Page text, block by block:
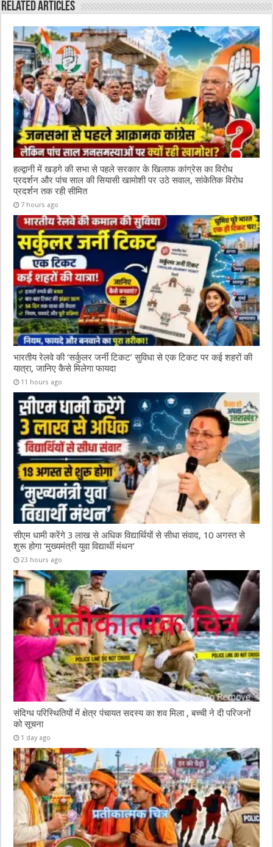
o
k
p
Related Articles
हल्द्वानी में खड़गे की सभा से पहले सरकार के खिलाफ कांग्रेस का विरोध
प्रदर्शन और पांच साल की सियासी खामोशी पर उठे सवाल, सांकेतिक विरोध
प्रदर्शन तक रही सीमित
7 hours ago
भारतीय रेलवे की ‘सर्कुलर जर्नी टिकट’ सुविधा से एक टिकट पर कई शहरों की
यात्रा, जानिए कैसे मिलेगा फायदा
11 hours ago
सीएम धामी करेंगे 3 लाख से अधिक विद्यार्थियों से सीधा संवाद, 10 अगस्त से
शुरू होगा ‘मुख्यमंत्री युवा विद्यार्थी मंथन’
23 hours ago
संदिग्ध परिस्थितियों में क्षेत्र पंचायत सदस्य का शव मिला , बच्ची ने दी परिजनों
को सूचना
1 day ago